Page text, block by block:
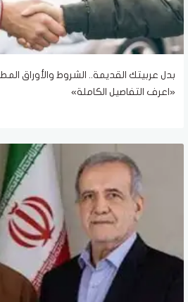
بدل عربيتك القديمة.. الشروط والأوراق
«اعرف التفاصيل الكاملة»